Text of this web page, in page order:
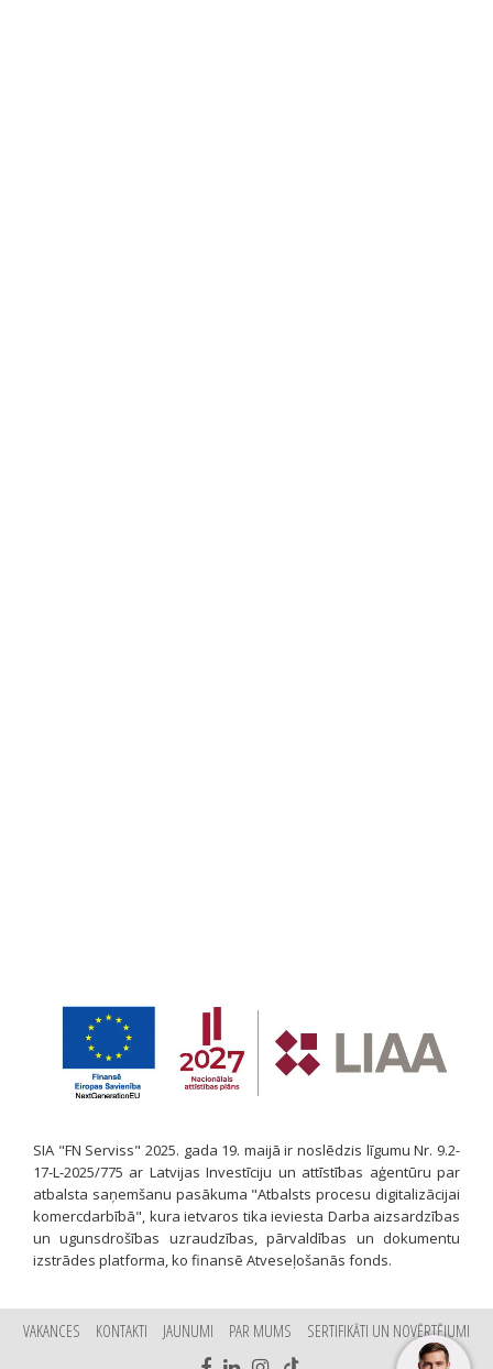
SIA "FN Serviss" 2025. gada 19. maijā ir noslēdzis līgumu Nr. 9.2-
17-L-2025/775 ar Latvijas Investīciju un attīstības aģentūru par
atbalsta saņemšanu pasākuma "Atbalsts procesu digitalizācijai
komercdarbībā", kura ietvaros tika ieviesta Darba aizsardzības
un ugunsdrošības uzraudzības, pārvaldības un dokumentu
izstrādes platforma, ko finansē Atveseļošanās fonds.
VAKANCES KONTAKTI JAUNUMI PAR MUMS SERTIFIKĀTI UN NOVĒRTĒJUMI